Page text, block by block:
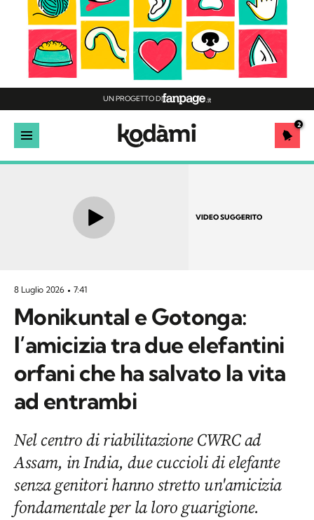
UN PROGETTO DI
2
VIDEO SUGGERITO
8 Luglio 2026 7:41
Monikuntal e Gotonga:
l’amicizia tra due elefantini
orfani che ha salvato la vita
ad entrambi
Nel centro di riabilitazione CWRC ad
Assam, in India, due cuccioli di elefante
senza genitori hanno stretto un'amicizia
fondamentale per la loro guarigione.